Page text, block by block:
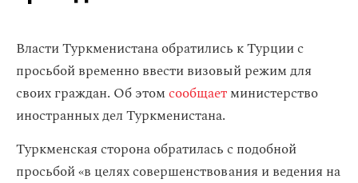
Власти Туркменистана обратились к Турции с
просьбой временно ввести визовый режим для
своих граждан. Об этомсообщаетминистерство
иностранных дел Туркменистана.
Туркменская сторона обратилась с подобной
просьбой «в целях совершенствования и ведения на